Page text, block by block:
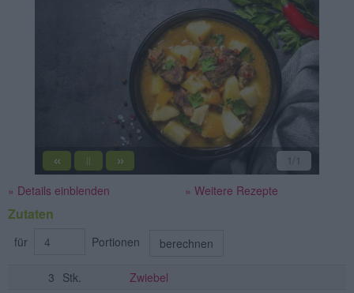
« || » 1 /1
» Details einblenden » Weitere Rezepte
Zutaten
für Portionen berechnen
3 Stk.
Zwiebel